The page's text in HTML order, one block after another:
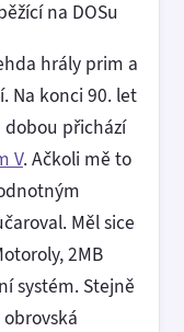
na DOSu
hrály prim a
Na konci 90. let
dobou přichází
V. Ačkoli mě to
Měl sice
2MB
systém. Stejně